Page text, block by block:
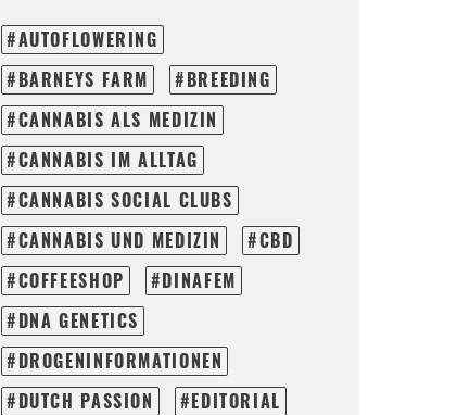
AUTOFLOWERING
BARNEYS FARM
BREEDING
CANNABIS ALS MEDIZIN
CANNABIS IM ALLTAG
CANNABIS SOCIAL CLUBS
CANNABIS UND MEDIZIN
CBD
COFFEESHOP
DINAFEM
DNA GENETICS
DROGENINFORMATIONEN
DUTCH PASSION
EDITORIAL